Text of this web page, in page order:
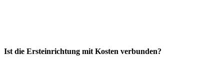
Ist die Ersteinrichtung mit Kosten verbunden?